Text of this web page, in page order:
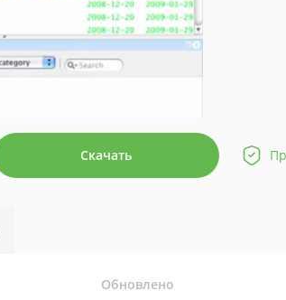
Скачать
Обновлено